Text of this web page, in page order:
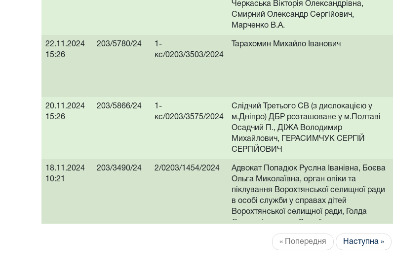
Черкаська Вікторія Олександрівна,
Смирний Олександр Сергійович,
Марченко В.А.
22.11.2024
15:26
203/5780/24
1-
кс/0203/3503/2024
Тарахомин Михайло Іванович
20.11.2024
15:26
203/5866/24
1-
кс/0203/3575/2024
Слідчий Третього СВ (з дислокацією у
м.Дніпро) ДБР розташоване у м.Полтаві
Осадчий П., ДІЖА Володимир
Михайлович, ГЕРАСИМЧУК СЕРГІЙ
СЕРГІЙОВИЧ
18.11.2024
10:21
203/3490/24 2/0203/1454/2024
Адвокат Попадюк Руслна Іванівна, Боєва
Ольга Миколаївна, орган опіки та
піклування Ворохтянської селищної ради
в особі служби у справах дітей
Ворохтянської селищної ради, Голда
Дмитро Іванович, Служба у справах
дітей Ворохтянської селищної ради
« Попередня Наступна »